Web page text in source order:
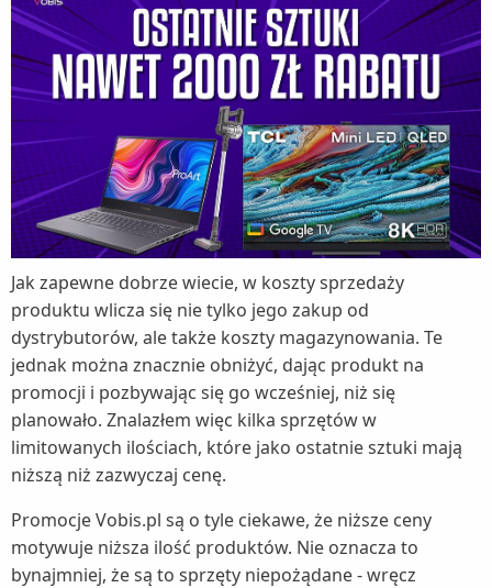
Jak zapewne dobrze wiecie, w koszty sprzedaży
produktu wlicza się nie tylko jego zakup od
dystrybutorów, ale także koszty magazynowania. Te
jednak można znacznie obniżyć, dając produkt na
promocji i pozbywając się go wcześniej, niż się
planowało. Znalazłem więc kilka sprzętów w
limitowanych ilościach, które jako ostatnie sztuki mają
niższą niż zazwyczaj cenę.
Promocje Vobis.pl są o tyle ciekawe, że niższe ceny
motywuje niższa ilość produktów. Nie oznacza to
bynajmniej, że są to sprzęty niepożądane - wręcz